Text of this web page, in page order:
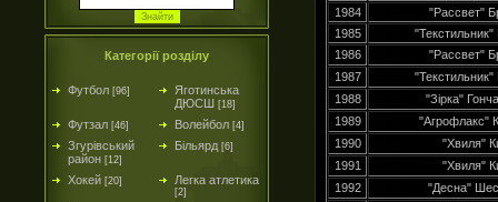
Категорії розділу
Футбол [96]
Яготинська
ДЮСШ [18]
Футзал [46] Волейбол [4]
Згурівський
район [12]
Більярд [6]
Хокей [20] Легка атлетика
[2]
1984
"Рассвет"
1985
"Текстильник"
1986
"Рассвет"
1987
"Текстильник"
1988
"Зірка"
1989
"Агрофлакс"
1990
"Хвиля"
1991
"Хвиля"
1992
"Десна"